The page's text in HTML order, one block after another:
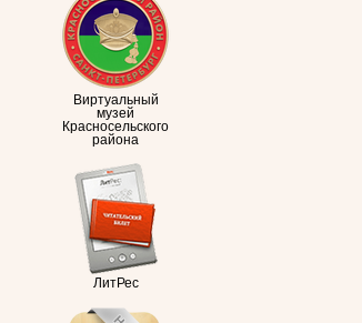
Виртуальный
музей
Красносельского
района
ЛитРес